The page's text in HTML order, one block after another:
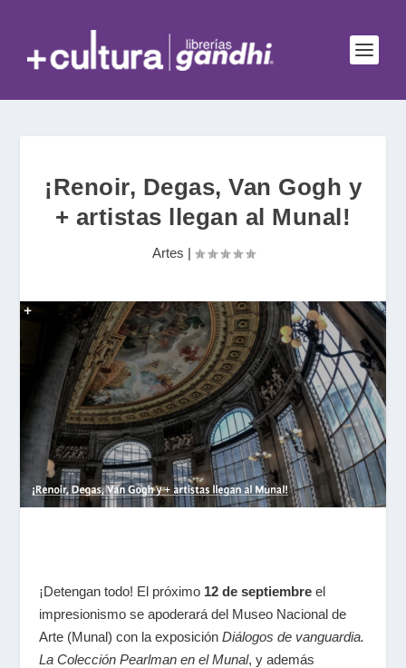
¡Renoir, Degas, Van Gogh y
+ artistas llegan al Munal!
Artes |
¡Detengan todo! El próximo 12 de septiembreel
impresionismo se apoderará del Museo Nacional de
Arte (Munal) con la exposición Diálogos de vanguardia.
La Colección Pearlman en el Munal, y además